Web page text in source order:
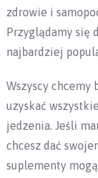
zdrowie i
Przyglądamy się
najbardziej
Wszyscy chcemy
uzyskać
jedzenia. Jeśli
chcesz dać
suplementy